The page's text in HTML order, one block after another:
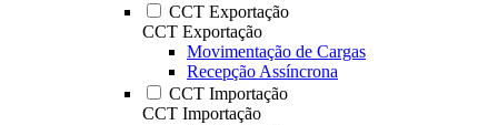
CCT Exportação
CCT Exportação
Movimentação de Cargas
Recepção Assíncrona
CCT Importação
CCT Importação